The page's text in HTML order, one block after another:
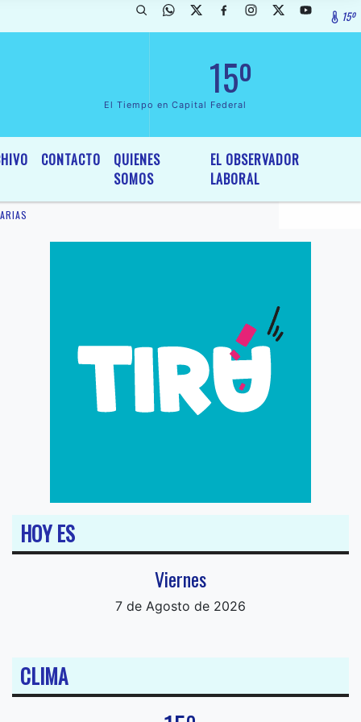
InterÃ©s General y Legislativo, por Ordenanza NÂº 6236/19 del 15º
15º
El Tiempo en Capital Federal
CONTACTO
QUIENES
SOMOS
EL OBSERVADOR
LABORAL
HOY ES
Viernes
7 de Agosto de 2026
CLIMA